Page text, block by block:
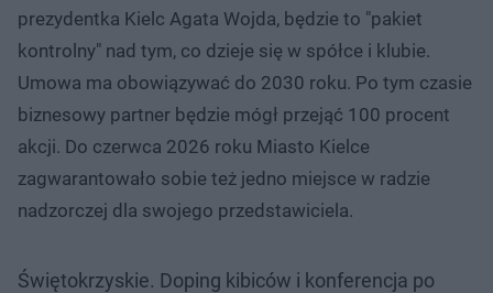
prezydentka Kielc Agata Wojda, będzie to "pakiet
kontrolny" nad tym, co dzieje się w spółce i klubie.
Umowa ma obowiązywać do 2030 roku. Po tym czasie
biznesowy partner będzie mógł przejąć 100 procent
akcji. Do czerwca 2026 roku Miasto Kielce
zagwarantowało sobie też jedno miejsce w radzie
nadzorczej dla swojego przedstawiciela.
Świętokrzyskie. Doping kibiców i konferencja po